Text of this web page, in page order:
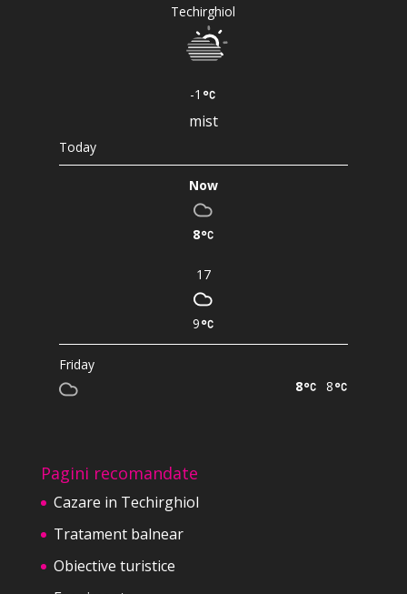
Techirghiol
-1
mist
Today
Now
8
17
9
Friday
8
8
Pagini recomandate
Cazare in Techirghiol
Tratament balnear
Obiective turistice